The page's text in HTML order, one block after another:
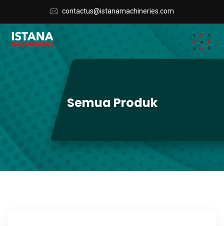
contactus@istanamachineries.com
Semua Produk